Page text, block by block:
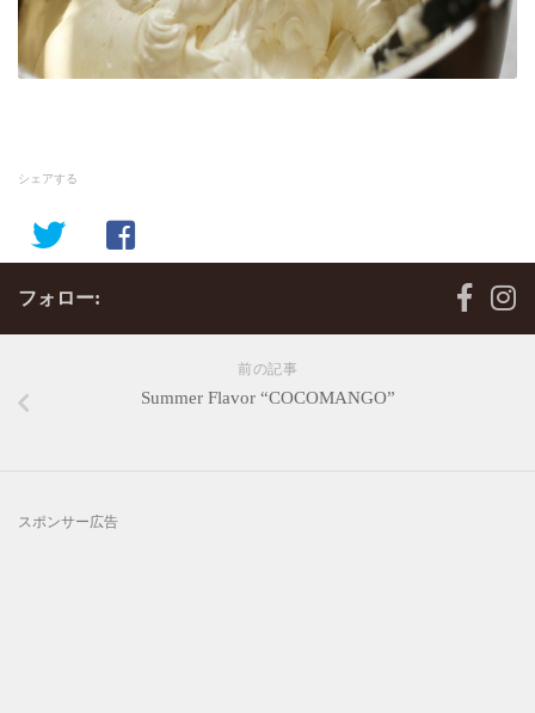
シェアする
フォロー:
前の記事
Summer Flavor “COCOMANGO”
スポンサー広告